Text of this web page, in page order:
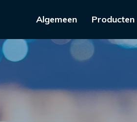
Algemeen Producten